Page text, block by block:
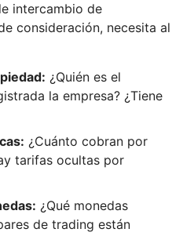
intercambio de
consideración, necesita al
¿Quién es el
la empresa? ¿Tiene
¿Cuánto cobran por
tarifas ocultas por
¿Qué monedas
de trading están